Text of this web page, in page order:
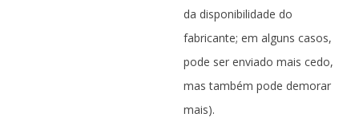
da disponibilidade do
fabricante; em alguns casos,
pode ser enviado mais cedo,
mas também pode demorar
mais).